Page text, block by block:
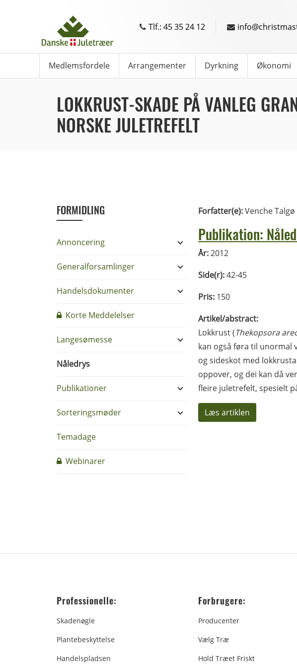
Tlf.: 45 35 24 12
Medlemsfordele Arrangementer Dyrkning Økonomi
LOKKRUST-SKADE PÅ VANLEG
NORSKE JULETREFELT
FORMIDLING
Annoncering
Generalforsamlinger
Handelsdokumenter
Korte Meddelelser
Langesømesse
Nåledrys
Publikationer
Sorteringsmøder
Temadage
Webinarer
Forfatter(e):Venche
Publikation:
År:2012
Side(r):42-45
Pris: 150
Artikel/abstract:
Lokkrust (Thekopsora
kan også føra til unormal
og sideskot med
oppover, og dei kan då
fleire juletrefelt, spesielt
Læs artiklen
Professionelle:
Skadenøgle
Plantebeskyttelse
Handelspladsen
Forbrugere:
Producenter
Vælg Træ
Hold Træet Friskt